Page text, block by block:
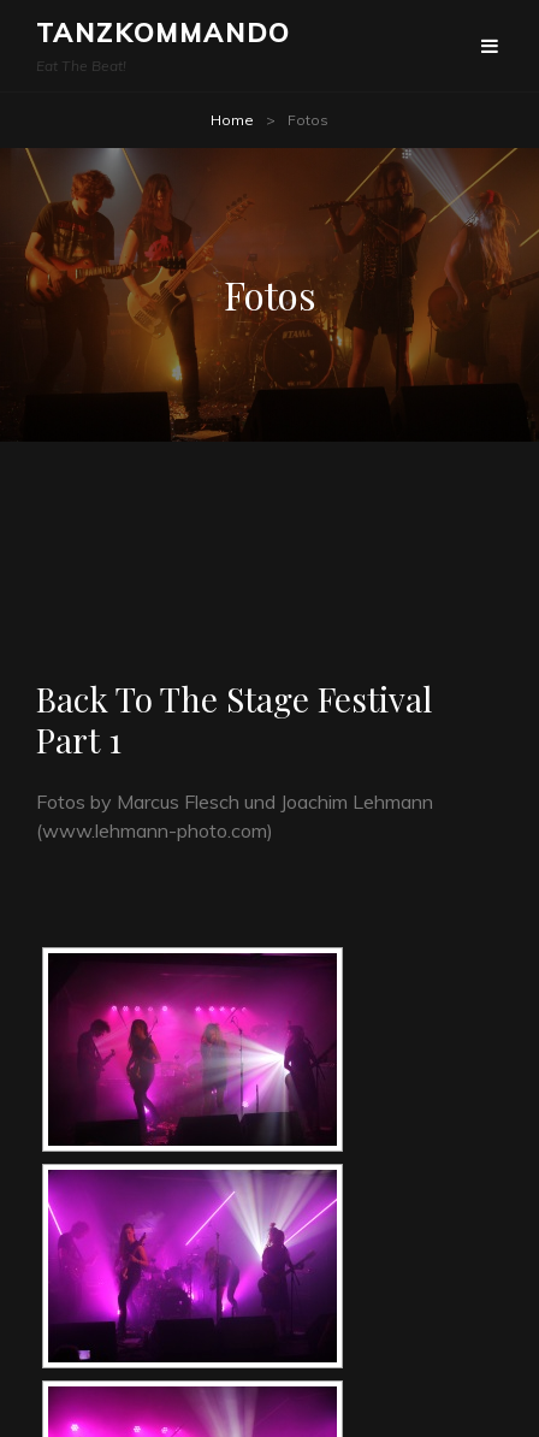
TANZKOMMANDO
Eat The Beat!
Home > Fotos
Fotos
Back To The Stage Festival
Part 1
Fotos by Marcus Flesch und Joachim Lehmann
(www.lehmann-photo.com)